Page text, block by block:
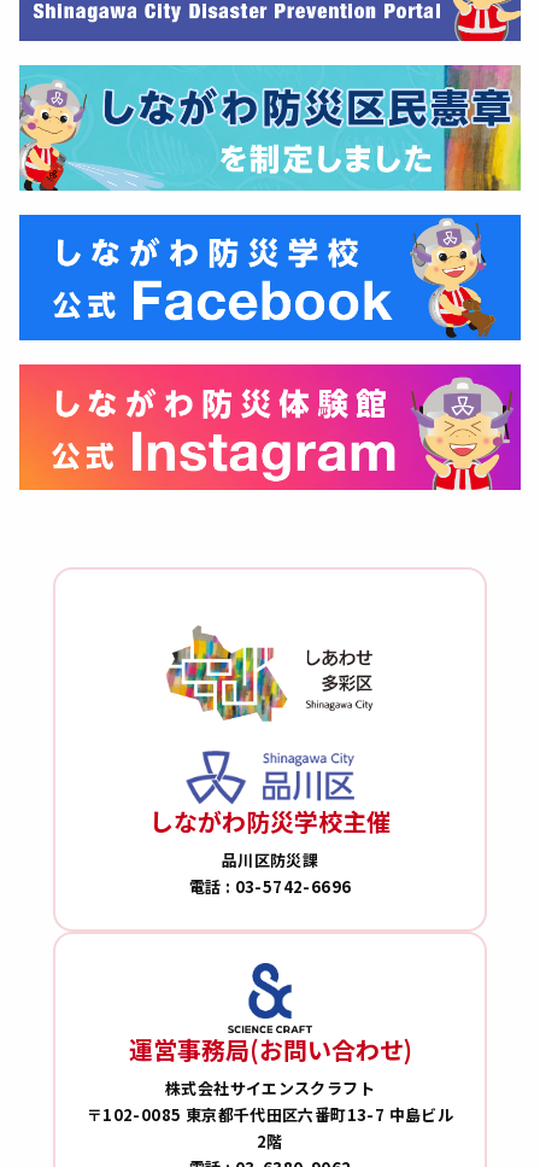
しながわ防災学校主催
品川区防災課
電話 : 03-5742-6696
運営事務局(お問い合わせ)
株式会社サイエンスクラフト
〒102-0085 東京都千代田区六番町13-7 中島ビル
2階